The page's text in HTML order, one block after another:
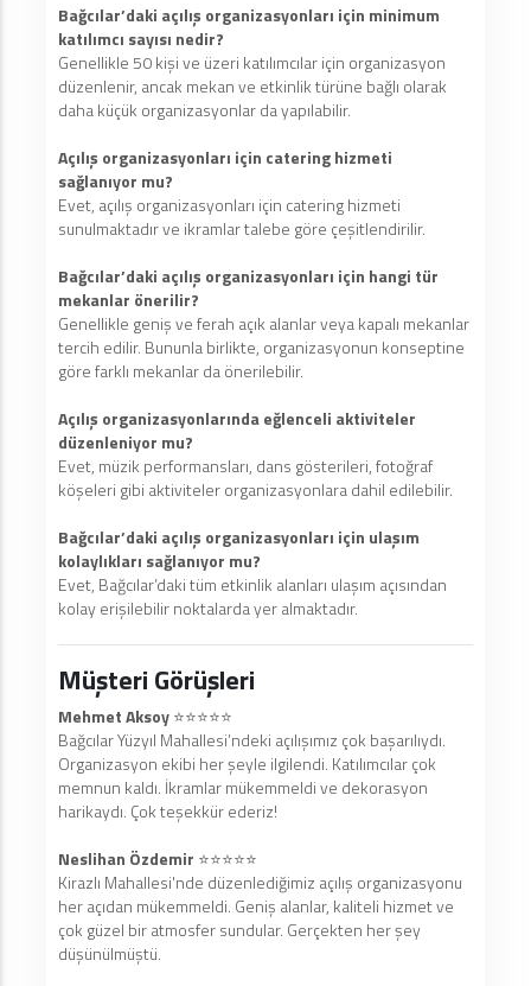
Bağcılar’daki açılış organizasyonları için minimum
katılımcı sayısı nedir?
Genellikle 50 kişi ve üzeri katılımcılar için organizasyon
düzenlenir, ancak mekan ve etkinlik türüne bağlı olarak
daha küçük organizasyonlar da yapılabilir.
Açılış organizasyonları için catering hizmeti
sağlanıyor mu?
Evet, açılış organizasyonları için catering hizmeti
sunulmaktadır ve ikramlar talebe göre çeşitlendirilir.
Bağcılar’daki açılış organizasyonları için hangi tür
mekanlar önerilir?
Genellikle geniş ve ferah açık alanlar veya kapalı mekanlar
tercih edilir. Bununla birlikte, organizasyonun konseptine
göre farklı mekanlar da önerilebilir.
Açılış organizasyonlarında eğlenceli aktiviteler
düzenleniyor mu?
Evet, müzik performansları, dans gösterileri, fotoğraf
köşeleri gibi aktiviteler organizasyonlara dahil edilebilir.
Bağcılar’daki açılış organizasyonları için ulaşım
kolaylıkları sağlanıyor mu?
Evet, Bağcılar’daki tüm etkinlik alanları ulaşım açısından
kolay erişilebilir noktalarda yer almaktadır.
Müşteri Görüşleri
Mehmet Aksoy⭐️⭐️⭐️⭐️⭐️
Bağcılar Yüzyıl Mahallesi’ndeki açılışımız çok başarılıydı.
Organizasyon ekibi her şeyle ilgilendi. Katılımcılar çok
memnun kaldı. İkramlar mükemmeldi ve dekorasyon
harikaydı. Çok teşekkür ederiz!
Neslihan Özdemir ⭐️⭐️⭐️⭐️⭐️
Kirazlı Mahallesi'nde düzenlediğimiz açılış organizasyonu
her açıdan mükemmeldi. Geniş alanlar, kaliteli hizmet ve
çok güzel bir atmosfer sundular. Gerçekten her şey
düşünülmüştü.